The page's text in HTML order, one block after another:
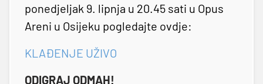
ponedjeljak 9. lipnja u 20.45 sati u Opus
Areni u Osijeku pogledajte ovdje:
KLAĐENJE UŽIVO
ODIGRAJ ODMAH!